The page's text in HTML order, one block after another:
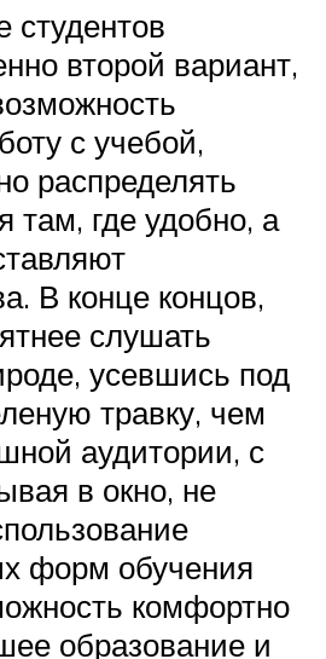
студентов
второй вариант,
с учебой,
распределять
там, где удобно, а
В конце концов,
слушать
усевшись под
травку, чем
аудитории, с
в окно, не
форм обучения
комфортно
образование и